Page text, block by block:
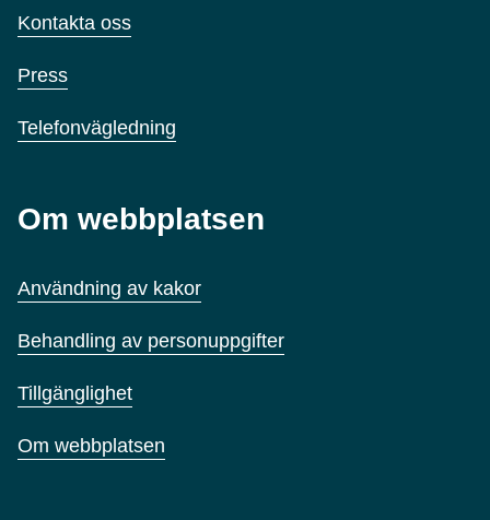
Kontakta oss
Press
Telefonvägledning
Om webbplatsen
Användning av kakor
Behandling av personuppgifter
Tillgänglighet
Om webbplatsen